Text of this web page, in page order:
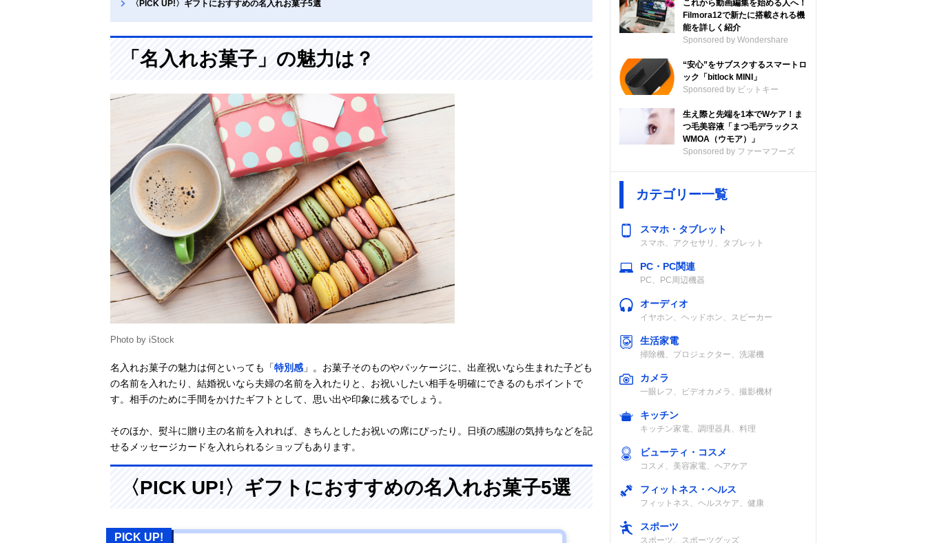
〈PICK UP!〉ギフトにおすすめの名入れお菓子5選
「名入れお菓子」の魅力は？
Photo by iStock
名入れお菓子の魅力は何といっても「特別感」。お菓子そのものやパッケージに、出産祝いなら生まれた子ども
の名前を入れたり、結婚祝いなら夫婦の名前を入れたりと、お祝いしたい相手を明確にできるのもポイントで
す。相手のために手間をかけたギフトとして、思い出や印象に残るでしょう。
そのほか、熨斗に贈り主の名前を入れれば、きちんとしたお祝いの席にぴったり。日頃の感謝の気持ちなどを記
せるメッセージカードを入れられるショップもあります。
〈PICK UP!〉ギフトにおすすめの名入れお菓子5選
PICK UP!
これから動画編集を始める人へ！
Filmora12で新たに搭載される機
能を詳しく紹介
Sponsored by Wondershare
“安心”をサブスクするスマートロ
ック「bitlock MINI」
Sponsored by ビットキー
生え際と先端を1本でWケア！ま
つ毛美容液「まつ毛デラックス
WMOA（ウモア）」
Sponsored by ファーマフーズ
カテゴリー一覧
スマホ・タブレット
スマホ、アクセサリ、タブレット
PC・PC関連
PC、PC周辺機器
オーディオ
イヤホン、ヘッドホン、スピーカー
生活家電
掃除機、プロジェクター、洗濯機
カメラ
一眼レフ、ビデオカメラ、撮影機材
キッチン
キッチン家電、調理器具、料理
ビューティ・コスメ
コスメ、美容家電、ヘアケア
フィットネス・ヘルス
フィットネス、ヘルスケア、健康
スポーツ
スポーツ、スポーツグッズ